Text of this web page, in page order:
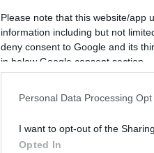
Please note that this website/app
information including but not
deny consent to Google and its
in below Google consent section.
Personal Data Processing
I want to opt-out of the
Opted In